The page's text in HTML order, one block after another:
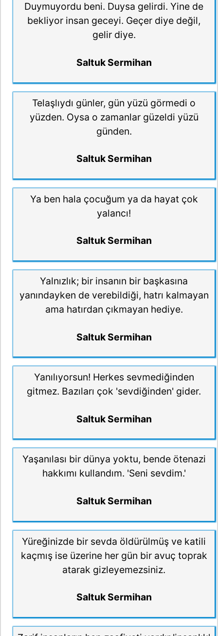
Duymuyordu beni. Duysa gelirdi. Yine de
bekliyor insan geceyi. Geçer diye değil,
gelir diye.
Saltuk Sermihan
Telaşlıydı günler, gün yüzü görmedi o
yüzden. Oysa o zamanlar güzeldi yüzü
günden.
Saltuk Sermihan
Ya ben hala çocuğum ya da hayat çok
yalancı!
Saltuk Sermihan
Yalnızlık; bir insanın bir başkasına
yanındayken de verebildiği, hatrı kalmayan
ama hatırdan çıkmayan hediye.
Saltuk Sermihan
Yanılıyorsun! Herkes sevmediğinden
gitmez. Bazıları çok 'sevdiğinden' gider.
Saltuk Sermihan
Yaşanılası bir dünya yoktu, bende ötenazi
hakkımı kullandım. 'Seni sevdim.'
Saltuk Sermihan
Yüreğinizde bir sevda öldürülmüş ve katili
kaçmış ise üzerine her gün bir avuç toprak
atarak gizleyemezsiniz.
Saltuk Sermihan